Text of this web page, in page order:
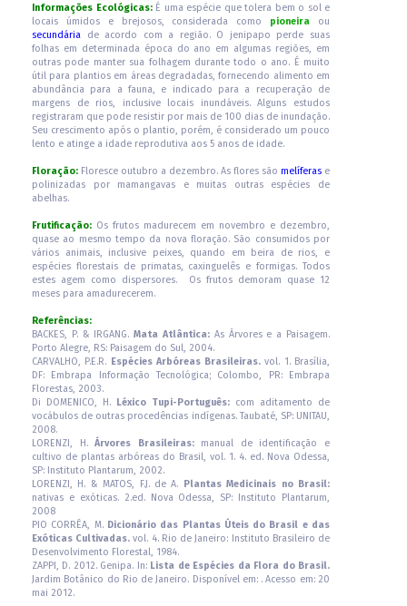
Informações Ecológicas:É uma espécie que tolera bem o sol e
locais úmidos e brejosos, considerada como
pioneira
ou
secundária
de acordo com a região. O jenipapo perde suas
folhas em determinada época do ano em algumas regiões, em
outras pode manter sua folhagem durante todo o ano. É muito
útil para plantios em áreas degradadas, fornecendo alimento em
abundância para a fauna, e indicado para a recuperação de
margens de rios, inclusive locais inundáveis. Alguns estudos
registraram que pode resistir por mais de 100 dias de inundação.
Seu crescimento após o plantio, porém, é considerado um pouco
lento e atinge a idade reprodutiva aos 5 anos de idade.
Floração: Floresce outubro a dezembro. As flores são melíferas e
polinizadas por mamangavas e muitas outras espécies de
abelhas.
Frutificação: Os frutos madurecem em novembro e dezembro,
quase ao mesmo tempo da nova floração. São consumidos por
vários animais, inclusive peixes, quando em beira de rios, e
espécies florestais de primatas, caxinguelês e formigas. Todos
estes agem como dispersores. Os frutos demoram quase 12
meses para amadurecerem.
Referências:
BACKES, P. & IRGANG. Mata Atlântica: As Árvores e a Paisagem.
Porto Alegre, RS: Paisagem do Sul, 2004.
CARVALHO, P.E.R. Espécies Arbóreas Brasileiras.vol. 1. Brasília,
DF: Embrapa Informação Tecnológica; Colombo, PR: Embrapa
Florestas, 2003.
Di DOMENICO, H. Léxico Tupi-Português: com aditamento de
vocábulos de outras procedências indígenas. Taubaté, SP: UNITAU,
2008.
LORENZI, H.Árvores Brasileiras: manual de identificação e
cultivo de plantas arbóreas do Brasil, vol. 1. 4. ed. Nova Odessa,
SP: Instituto Plantarum, 2002.
LORENZI, H. & MATOS, F.J. de A. Plantas Medicinais no Brasil:
nativas e exóticas. 2.ed. Nova Odessa, SP: Instituto Plantarum,
2008
PIO CORRÊA, M. Dicionário das Plantas Úteis do Brasil e das
Exóticas Cultivadas.vol. 4. Rio de Janeiro: Instituto Brasileiro de
Desenvolvimento Florestal, 1984.
ZAPPI, D. 2012. Genipa. In: Lista de Espécies da Flora do Brasil.
Jardim Botânico do Rio de Janeiro. Disponível em: . Acesso em: 20
mai 2012.